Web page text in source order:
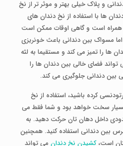
و پلاک خیلی بهتر و موثر تر از نخ
ها با استفاده از نخ دندان های
همراه است و گاهی اوقات ممکن است
مسواک بین دندانی باعث خونریزی
ها را تمیز می کند و مستقیما به لثه
فضای خالی بین دندان ها را
دندانی جلوگیری می کند.
کرده باشید، استفاده از نخ
سخت خواهد بود و شما فقط می
داخل دهان تان حرکت دهید. به
بین دندانی استفاده کنید. همچنین
است،کشیدن نخ دندانمی تواند